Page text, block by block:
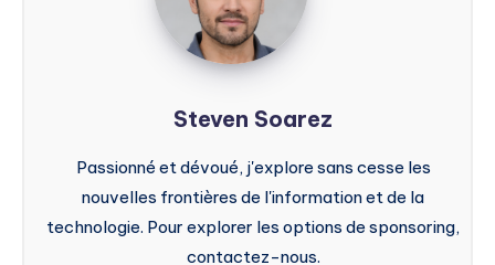
Steven Soarez
Passionné et dévoué, j'explore sans cesse les
nouvelles frontières de l'information et de la
technologie. Pour explorer les options de sponsoring,
contactez-nous.